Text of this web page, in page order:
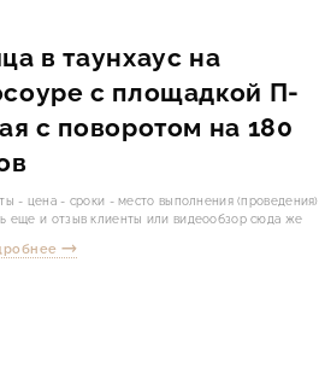
в таунхаус на
с площадкой П-
с поворотом на 180
- цена - сроки - место выполнения (проведения)
еще и отзыв клиенты или видеообзор сюда же